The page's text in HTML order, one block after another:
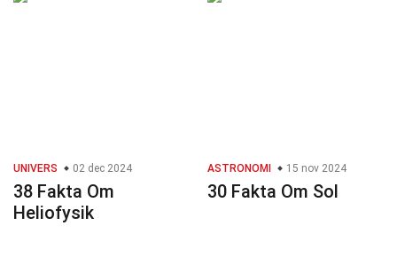
UNIVERS 02 dec 2024
38 Fakta Om
Heliofysik
ASTRONOMI 15 nov 2024
30 Fakta Om Sol